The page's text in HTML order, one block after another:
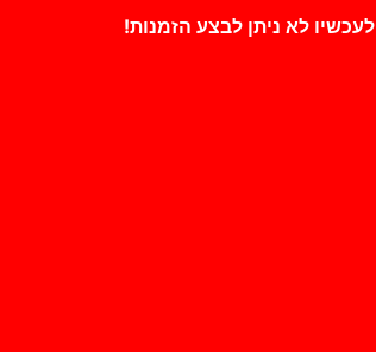
לעכשיו לא ניתן לבצע הזמנות!